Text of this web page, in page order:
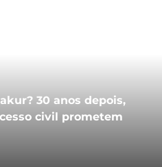
30 anos depois,
civil prometem